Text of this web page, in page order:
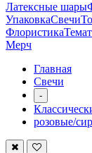
Латексные шары
УпаковкаСвечи
Флористика
Мерч
Главная
Свечи
-
розовые/